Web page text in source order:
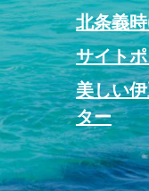
北条義
サイト
美しい
ター